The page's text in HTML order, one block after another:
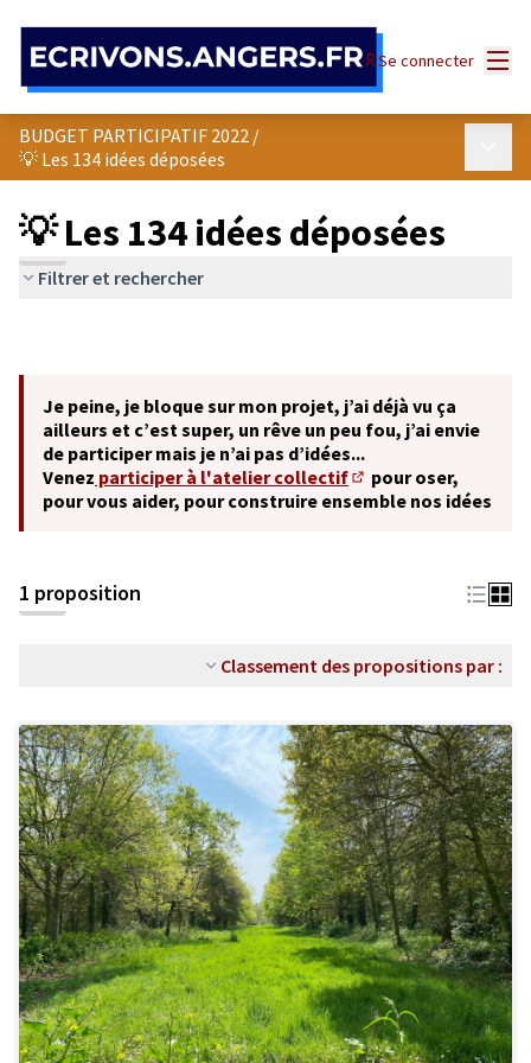
Se connecter
BUDGET PARTICIPATIF 2022 /
💡 Les 134 idées déposées
💡 Les 134 idées déposées
Filtrer et rechercher
Je peine, je bloque sur mon projet, j’ai déjà vu ça
ailleurs et c’est super, un rêve un peu fou, j’ai envie
de participer mais je n’ai pas d’idées...
Venez participer à l'atelier collectif
(S'ouvre dans un
pour oser,
pour vous aider, pour construire ensemble nos idées
1 proposition
Classement des propositions par :